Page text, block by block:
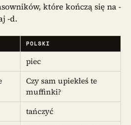
które kończą się na -
-d.
POLSKI
piec
Czy sam upiekłeś te
muffinki?
tańczyć